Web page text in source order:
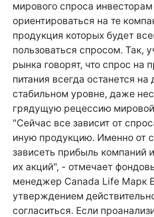
мирового спроса
ориентироваться на те
продукция которых будет
пользоваться спросом. Так,
рынка говорят, что спрос на
питания всегда останется на
стабильном уровне, даже
грядущую рецессию
"Сейчас все зависит от
иную продукцию. Именно от
зависеть прибыль компаний
их акций", - отмечает
менеджер Canada Life Марк
утверждением
согласиться. Если